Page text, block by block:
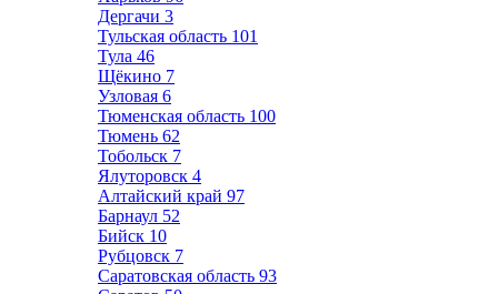
Дергачи 3
Тульская область 101
Тула 46
Щёкино 7
Узловая 6
Тюменская область 100
Тюмень 62
Тобольск 7
Ялуторовск 4
Алтайский край 97
Барнаул 52
Бийск 10
Рубцовск 7
Саратовская область 93